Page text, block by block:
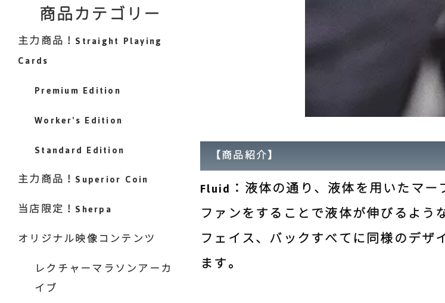
【商品紹介】
Fluid：液体の通り、液体を用いたマー
ファンをすることで液体が伸びるよう
フェイス、バックすべてに同様のデ
ます。
商品カテゴリー
主力商品！Straight Playing
Cards
Premium Edition
Worker's Edition
Standard Edition
主力商品！Superior Coin
当店限定！Sherpa
オリジナル映像コンテンツ
レクチャーマラソンアーカ
イブ